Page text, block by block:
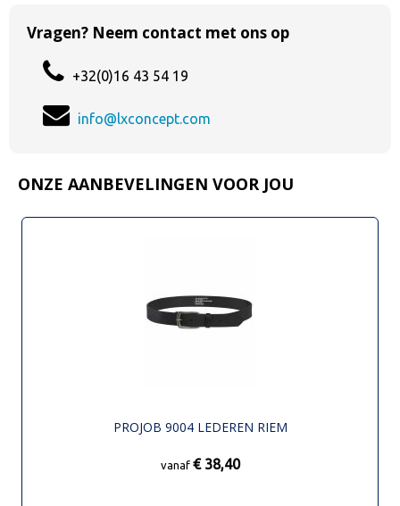
Vragen? Neem contact met ons op
+32(0)16 43 54 19
info@lxconcept.com
ONZE AANBEVELINGEN VOOR JOU
PROJOB 9004 LEDEREN RIEM
vanaf € 38,40